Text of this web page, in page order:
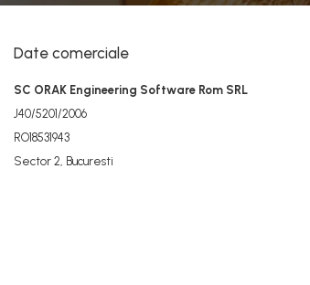
Date comerciale
SC ORAK Engineering Software Rom SRL
J40/5201/2006
RO18531943
Sector 2, Bucuresti